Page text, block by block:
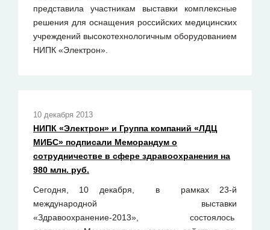
представила участникам выставки комплексные
решения для оснащения российских медицинских
учреждений высокотехнологичным оборудованием
НИПК «Электрон».
10 декабря 2013
НИПК «Электрон» и Группа компаний «ЛДЦ
МИБС» подписали Меморандум о
сотрудничестве в сфере здравоохранения на
980 млн. руб.
Сегодня, 10 декабря, в рамках 23-й
международной выставки
«Здравоохранение-2013», состоялось